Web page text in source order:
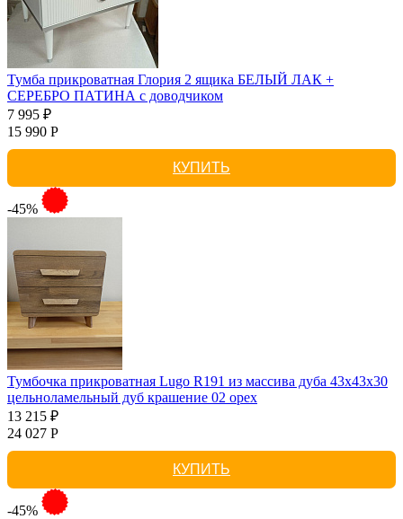
Тумба прикроватная Глория 2 ящика БЕЛЫЙ ЛАК +
СЕРЕБРО ПАТИНА с доводчиком
7 995 ₽
15 990 Р
КУПИТЬ
-45%
Тумбочка прикроватная Lugo R191 из массива дуба 43х43х30
цельноламельный дуб крашение 02 орех
13 215 ₽
24 027 Р
КУПИТЬ
-45%